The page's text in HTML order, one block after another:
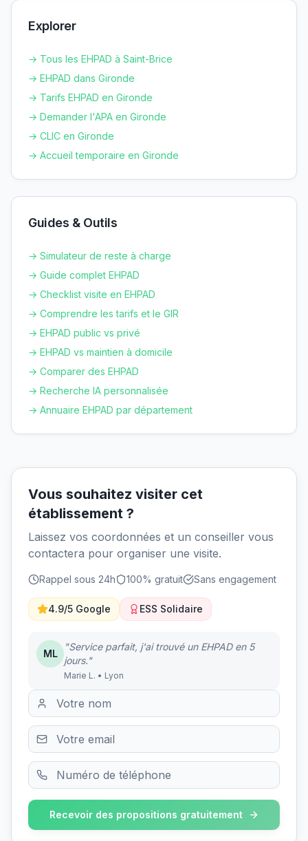
Explorer
→ Tous les EHPAD à Saint-Brice
→ EHPAD dans Gironde
→ Tarifs EHPAD en Gironde
→ Demander l'APA en Gironde
→ CLIC en Gironde
→ Accueil temporaire en Gironde
Guides & Outils
→ Simulateur de reste à charge
→ Guide complet EHPAD
→ Checklist visite en EHPAD
→ Comprendre les tarifs et le GIR
→ EHPAD public vs privé
→ EHPAD vs maintien à domicile
→ Comparer des EHPAD
→ Recherche IA personnalisée
→ Annuaire EHPAD par département
Vous souhaitez visiter cet
établissement ?
Laissez vos coordonnées et un conseiller vous
contactera pour organiser une visite.
Rappel sous 24h 100% gratuit Sans engagement
4.9/5 Google ESS Solidaire
ML
"Service parfait, j'ai trouvé un EHPAD en 5
jours."
Marie L. • Lyon
Recevoir des propositions gratuitement